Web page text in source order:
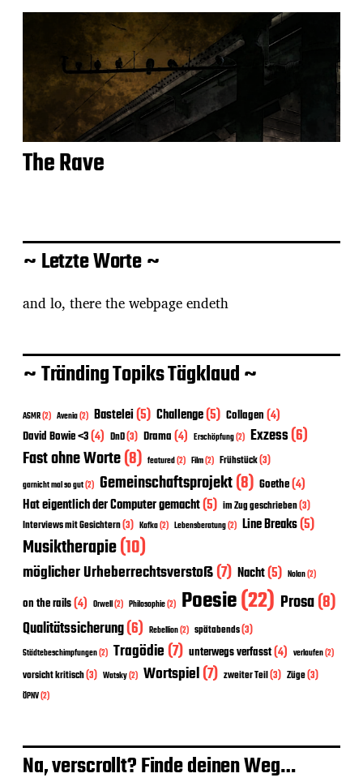
The Rave
~ Letzte Worte ~
and lo, there the webpage endeth
~ Tränding Topiks Tägklaud ~
ASMR(2) Avenia(2) Bastelei(5) Challenge(5) Collagen(4)
David Bowie <3(4) DnD(3) Drama(4) Erschöpfung(2) Exzess(6)
Fast ohne Worte(8) featured(2) Film(2) Frühstück(3)
garnicht mal so gut(2) Gemeinschaftsprojekt(8) Goethe(4)
Hat eigentlich der Computer gemacht(5) im Zug geschrieben(3)
Interviews mit Gesichtern(3) Kafka(2) Lebensberatung(2) Line Breaks(5)
Musiktherapie(10)
möglicher Urheberrechtsverstoß(7) Nacht(5) Nolan(2)
on the rails(4) Orwell(2) Philosophie(2) Poesie(22) Prosa(8)
Qualitätssicherung(6) Rebellion(2) spätabends(3)
Städtebeschimpfungen(2) Tragödie(7) unterwegs verfasst(4) verlaufen(2)
vorsicht kritisch(3) Watsky(2) Wortspiel(7) zweiter Teil(3) Züge(3)
ÖPNV(2)
Na, verscrollt? Finde deinen Weg…